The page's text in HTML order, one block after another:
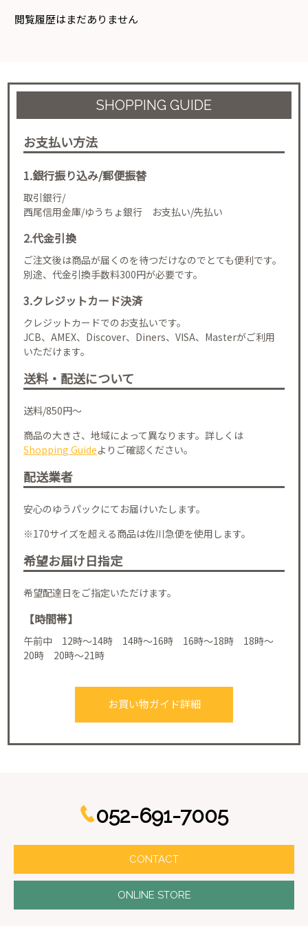
閲覧履歴はまだありません
SHOPPING GUIDE
お支払い方法
1.銀行振り込み/郵便振替
取引銀行/
西尾信用金庫/ゆうちょ銀行 お支払い/先払い
2.代金引換
ご注文後は商品が届くのを待つだけなのでとても便利です。
別途、代金引換手数料300円が必要です。
3.クレジットカード決済
クレジットカードでのお支払いです。
JCB、AMEX、Discover、Diners、VISA、Masterがご利用
いただけます。
送料・配送について
送料/850円～
商品の大きさ、地域によって異なります。詳しくは
Shopping Guideよりご確認ください。
配送業者
安心のゆうパックにてお届けいたします。
※170サイズを超える商品は佐川急便を使用します。
希望お届け日指定
希望配達日をご指定いただけます。
【時間帯】
午前中 12時～14時 14時～16時 16時～18時 18時～
20時 20時～21時
お買い物ガイド詳細
052-691-7005
CONTACT
ONLINE STORE